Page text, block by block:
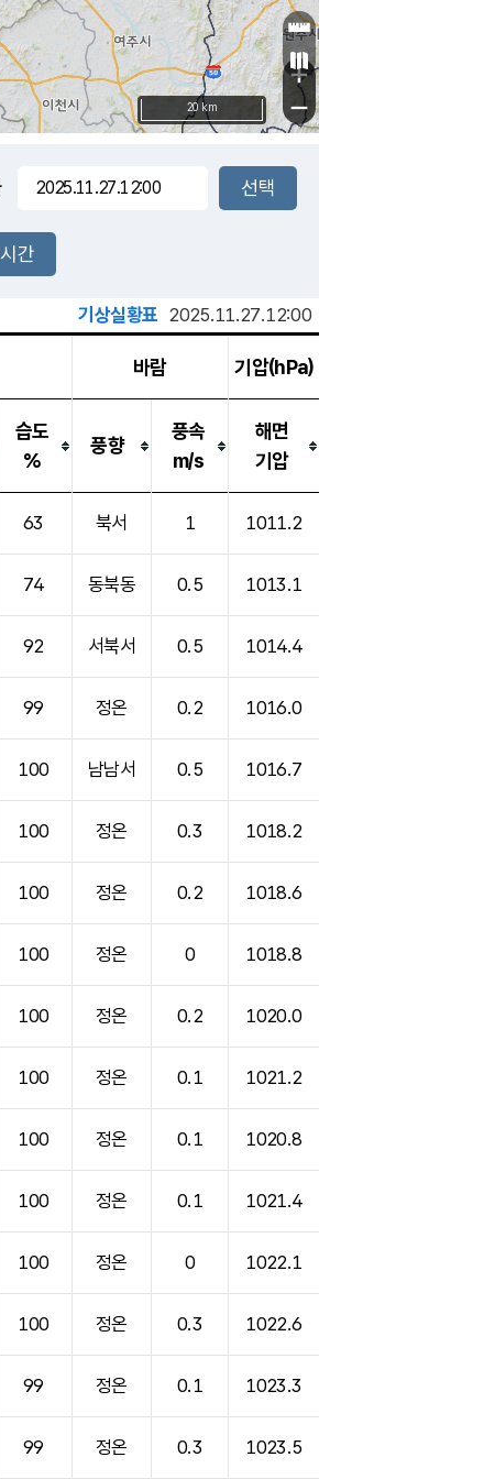
+
−
20 km
간
기상실황표 2025.11.27.12:00
바람 기압(hPa)
습도
%
풍향
풍속
m/s
해면
기압
63 북서 1 1011.2
74 동북동 0.5 1013.1
92 서북서 0.5 1014.4
99 정온 0.2 1016.0
100 남남서 0.5 1016.7
100 정온 0.3 1018.2
100 정온 0.2 1018.6
100 정온 0 1018.8
100 정온 0.2 1020.0
100 정온 0.1 1021.2
100 정온 0.1 1020.8
100 정온 0.1 1021.4
100 정온 0 1022.1
100 정온 0.3 1022.6
99 정온 0.1 1023.3
99 정온 0.3 1023.5